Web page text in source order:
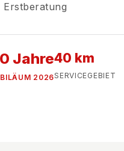
Erstberatung
Jahre
2026
40 km
SERVICEGEBIET